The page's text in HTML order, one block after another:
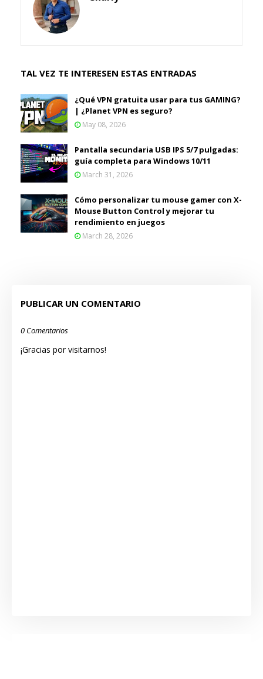
TAL VEZ TE INTERESEN ESTAS ENTRADAS
¿Qué VPN gratuita usar para tus GAMING?
| ¿Planet VPN es seguro?
May 08, 2026
Pantalla secundaria USB IPS 5/7 pulgadas:
guía completa para Windows 10/11
March 31, 2026
Cómo personalizar tu mouse gamer con X-
Mouse Button Control y mejorar tu
rendimiento en juegos
March 28, 2026
PUBLICAR UN COMENTARIO
0 Comentarios
¡Gracias por visitarnos!